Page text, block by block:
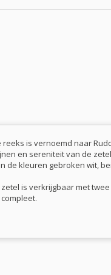
reeks is vernoemd naar
en sereniteit van de
de kleuren gebroken wit,
is verkrijgbaar met